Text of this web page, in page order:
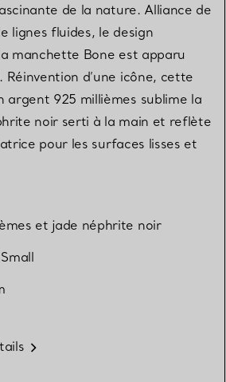
de la nature. Alliance de
lignes fluides, le design
manchette Bone est apparu
Réinvention d’une icône, cette
argent 925 millièmes sublime la
noir serti à la main et reflète
pour les surfaces lisses et
et jade néphrite noir